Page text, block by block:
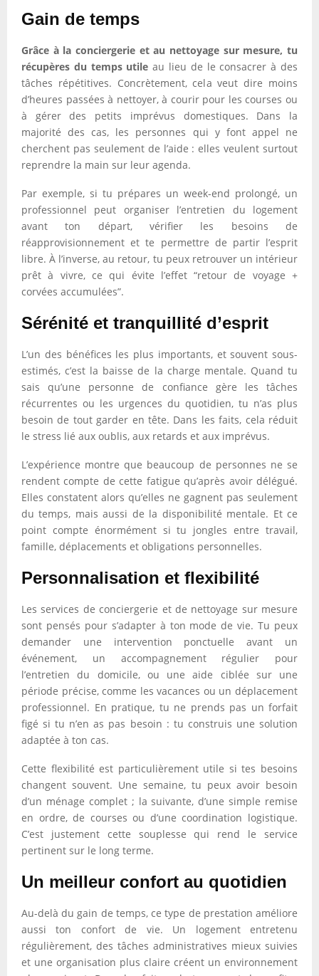
Gain de temps
Grâce à la conciergerie et au nettoyage sur mesure, tu
récupères du temps utile au lieu de le consacrer à des
tâches répétitives. Concrètement, cela veut dire moins
d’heures passées à nettoyer, à courir pour les courses ou
à gérer des petits imprévus domestiques. Dans la
majorité des cas, les personnes qui y font appel ne
cherchent pas seulement de l’aide : elles veulent surtout
reprendre la main sur leur agenda.
Par exemple, si tu prépares un week-end prolongé, un
professionnel peut organiser l’entretien du logement
avant ton départ, vérifier les besoins de
réapprovisionnement et te permettre de partir l’esprit
libre. À l’inverse, au retour, tu peux retrouver un intérieur
prêt à vivre, ce qui évite l’effet “retour de voyage +
corvées accumulées”.
Sérénité et tranquillité d’esprit
L’un des bénéfices les plus importants, et souvent sous-
estimés, c’est la baisse de la charge mentale. Quand tu
sais qu’une personne de confiance gère les tâches
récurrentes ou les urgences du quotidien, tu n’as plus
besoin de tout garder en tête. Dans les faits, cela réduit
le stress lié aux oublis, aux retards et aux imprévus.
L’expérience montre que beaucoup de personnes ne se
rendent compte de cette fatigue qu’après avoir délégué.
Elles constatent alors qu’elles ne gagnent pas seulement
du temps, mais aussi de la disponibilité mentale. Et ce
point compte énormément si tu jongles entre travail,
famille, déplacements et obligations personnelles.
Personnalisation et flexibilité
Les services de conciergerie et de nettoyage sur mesure
sont pensés pour s’adapter à ton mode de vie. Tu peux
demander une intervention ponctuelle avant un
événement, un accompagnement régulier pour
l’entretien du domicile, ou une aide ciblée sur une
période précise, comme les vacances ou un déplacement
professionnel. En pratique, tu ne prends pas un forfait
figé si tu n’en as pas besoin : tu construis une solution
adaptée à ton cas.
Cette flexibilité est particulièrement utile si tes besoins
changent souvent. Une semaine, tu peux avoir besoin
d’un ménage complet ; la suivante, d’une simple remise
en ordre, de courses ou d’une coordination logistique.
C’est justement cette souplesse qui rend le service
pertinent sur le long terme.
Un meilleur confort au quotidien
Au-delà du gain de temps, ce type de prestation améliore
aussi ton confort de vie. Un logement entretenu
régulièrement, des tâches administratives mieux suivies
et une organisation plus claire créent un environnement